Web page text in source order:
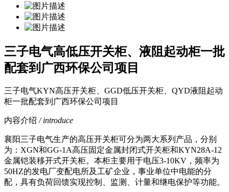
三子电气高低压开关柜、液阻起动柜一批
配套到广西环保公司项目
三子电气KYN高压开关柜、GGD低压开关柜、QYD液阻起动
柜一批配套到广西环保公司项目
内容介绍 / introduce
襄阳三子电气生产的高压开关柜可分为两大系列产品，分别
为： XGN和GG-1A高压固定金属封闭式开关柜和KYN28A-12
金属铠装移开式开关柜。本柜主要用于电压3-10KV，频率为
50HZ的发电厂变配电所及工矿企业，事业单位中电能的分
配，具有负荷回馈实现控制、监测、计量和继电保护等功能。